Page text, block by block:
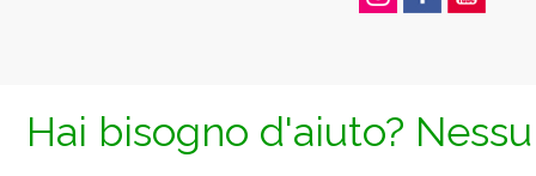
Hai bisogno d'aiuto?